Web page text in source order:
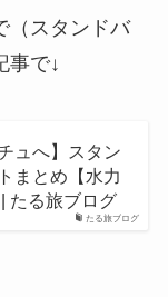
（スタンドバ
事で↓
たる旅ブログ
ュへ】スタン
まとめ【水力
たる旅ブログ